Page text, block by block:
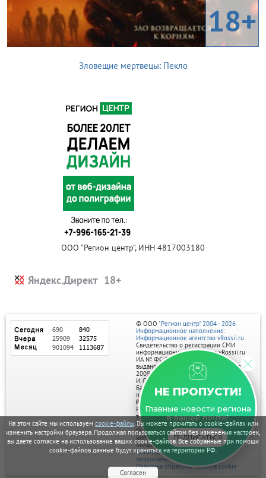
На этом сайте мы используем cookie-файлы. Вы можете прочитать о cookie-файлах или
изменить настройки браузера. Продолжая пользоваться сайтом без изменения настроек,
вы даете согласие на использование ваших cookie-файлов. Все собранные при помощи
cookie-файлов данные будут храниться на территории РФ.
Согласен
18+
Зловещие мертвецы: Пекло
ООО "Регион центр", ИНН 4817003180
Яндекс.Директ
НЕ ПРОПУСТИ!
Главные новости региона
в вашей почте!
ПОДПИСАТЬСЯ
© ООО "Регион центр" 2004 - 2026
Информационное наполнение:
Информационное агентство vRossii.ru
Свидетельство о регистрации СМИ
информационного агентства vRossii.ru
ИА № ФС 77‑35502
выдано РОСКОМНАДЗОРом 04 марта
2009г.
И. О. Главного редактора Нарыков А. Н.
Баннеры на портале размещаются на
правах рекламы.
Реклама на портале:
Рекламное агентство "Умный маркетинг"
тел. 7-910-267-70-40,
email: umnyy.marketing@yandex.ru
Отдельные публикации могут содержать
информацию, не предназначенную для
пользователей до 18 лет.
Политика в отношении обработки
персональных данных
Политика обработки файлов cookie